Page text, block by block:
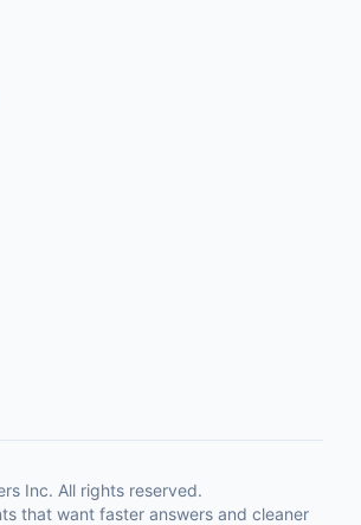
Inc. All rights reserved.
that want faster answers and cleaner